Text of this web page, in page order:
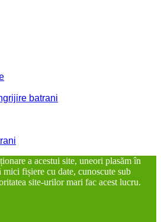
batrani
a acestui site, uneori plasăm în
fișiere cu date, cunoscute sub
site-urilor mari fac acest lucru.